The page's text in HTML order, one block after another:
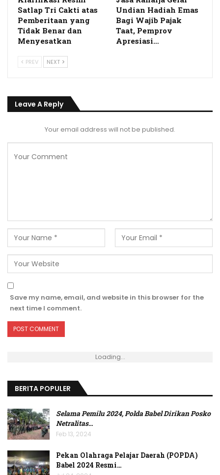
Satlap Tri Cakti atas
Pemberitaan yang
Tidak Benar dan
Menyesatkan
Undian Hadiah Emas
Bagi Wajib Pajak
Taat, Pemprov
Apresiasi…
PREV NEXT
Leave A Reply
Your email address will not be published.
Save my name, email, and website in this browser for the
next time I comment.
Loading...
BERITA POPULER
Selama Pemilu 2024, Polda Babel Dirikan Posko
Netralitas…
Feb 13, 2024
Pekan Olahraga Pelajar Daerah (POPDA)
Babel 2024 Resmi…